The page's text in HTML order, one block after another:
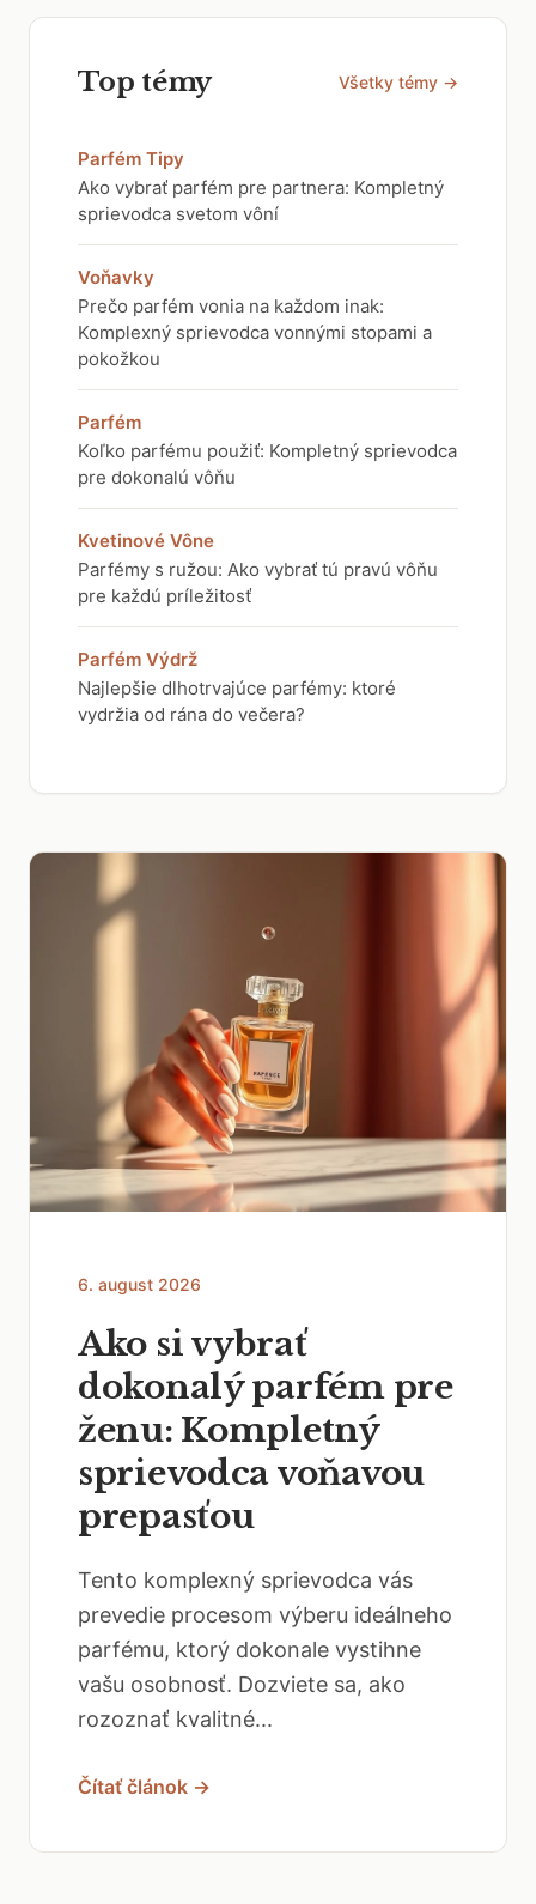
Top témy Všetky témy →
Parfém Tipy
Ako vybrať parfém pre partnera: Kompletný
sprievodca svetom vôní
Voňavky
Prečo parfém vonia na každom inak:
Komplexný sprievodca vonnými stopami a
pokožkou
Parfém
Koľko parfému použiť: Kompletný sprievodca
pre dokonalú vôňu
Kvetinové Vône
Parfémy s ružou: Ako vybrať tú pravú vôňu
pre každú príležitosť
Parfém Výdrž
Najlepšie dlhotrvajúce parfémy: ktoré
vydržia od rána do večera?
6. august 2026
Ako si vybrať
dokonalý parfém pre
ženu: Kompletný
sprievodca voňavou
prepasťou
Tento komplexný sprievodca vás
prevedie procesom výberu ideálneho
parfému, ktorý dokonale vystihne
vašu osobnosť. Dozviete sa, ako
rozoznať kvalitné...
Čítať článok →